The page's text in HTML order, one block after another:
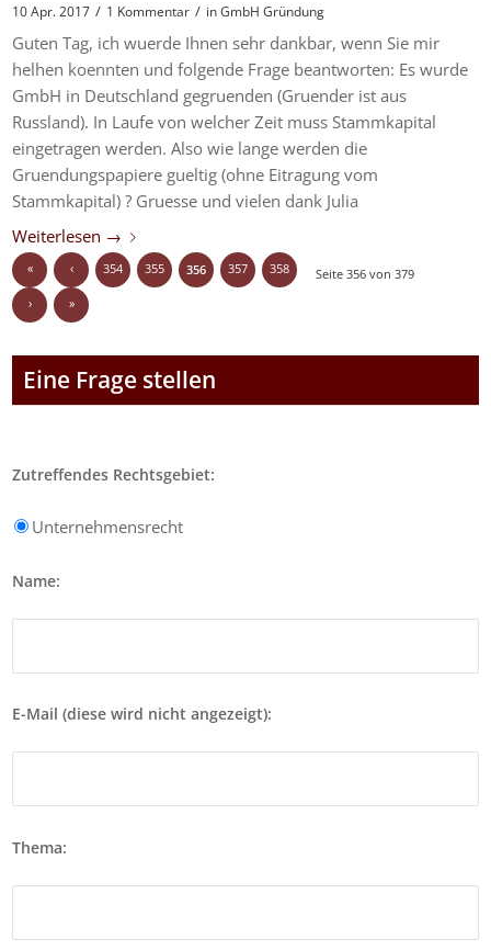
10 Apr. 2017 / 1 Kommentar / inGmbH Gründung
Guten Tag, ich wuerde Ihnen sehr dankbar, wenn Sie mir
helhen koennten und folgende Frage beantworten: Es wurde
GmbH in Deutschland gegruenden (Gruender ist aus
Russland). In Laufe von welcher Zeit muss Stammkapital
eingetragen werden. Also wie lange werden die
Gruendungspapiere gueltig (ohne Eitragung vom
Stammkapital) ? Gruesse und vielen dank Julia
Weiterlesen →
Seite 356 von 379
« ‹ 354 355 356 357 358
› »
Eine Frage stellen
Zutreffendes Rechtsgebiet:
Unternehmensrecht
Name:
E-Mail (diese wird nicht angezeigt):
Thema: